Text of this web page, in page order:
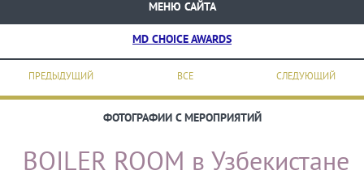
МЕНЮ САЙТА
MD CHOICE AWARDS
ВСЕ
ПРЕДЫДУЩИЙ СЛЕДУЮЩИЙ
ФОТОГРАФИИ С МЕРОПРИЯТИЙ
BOILER ROOM в Узбекистане